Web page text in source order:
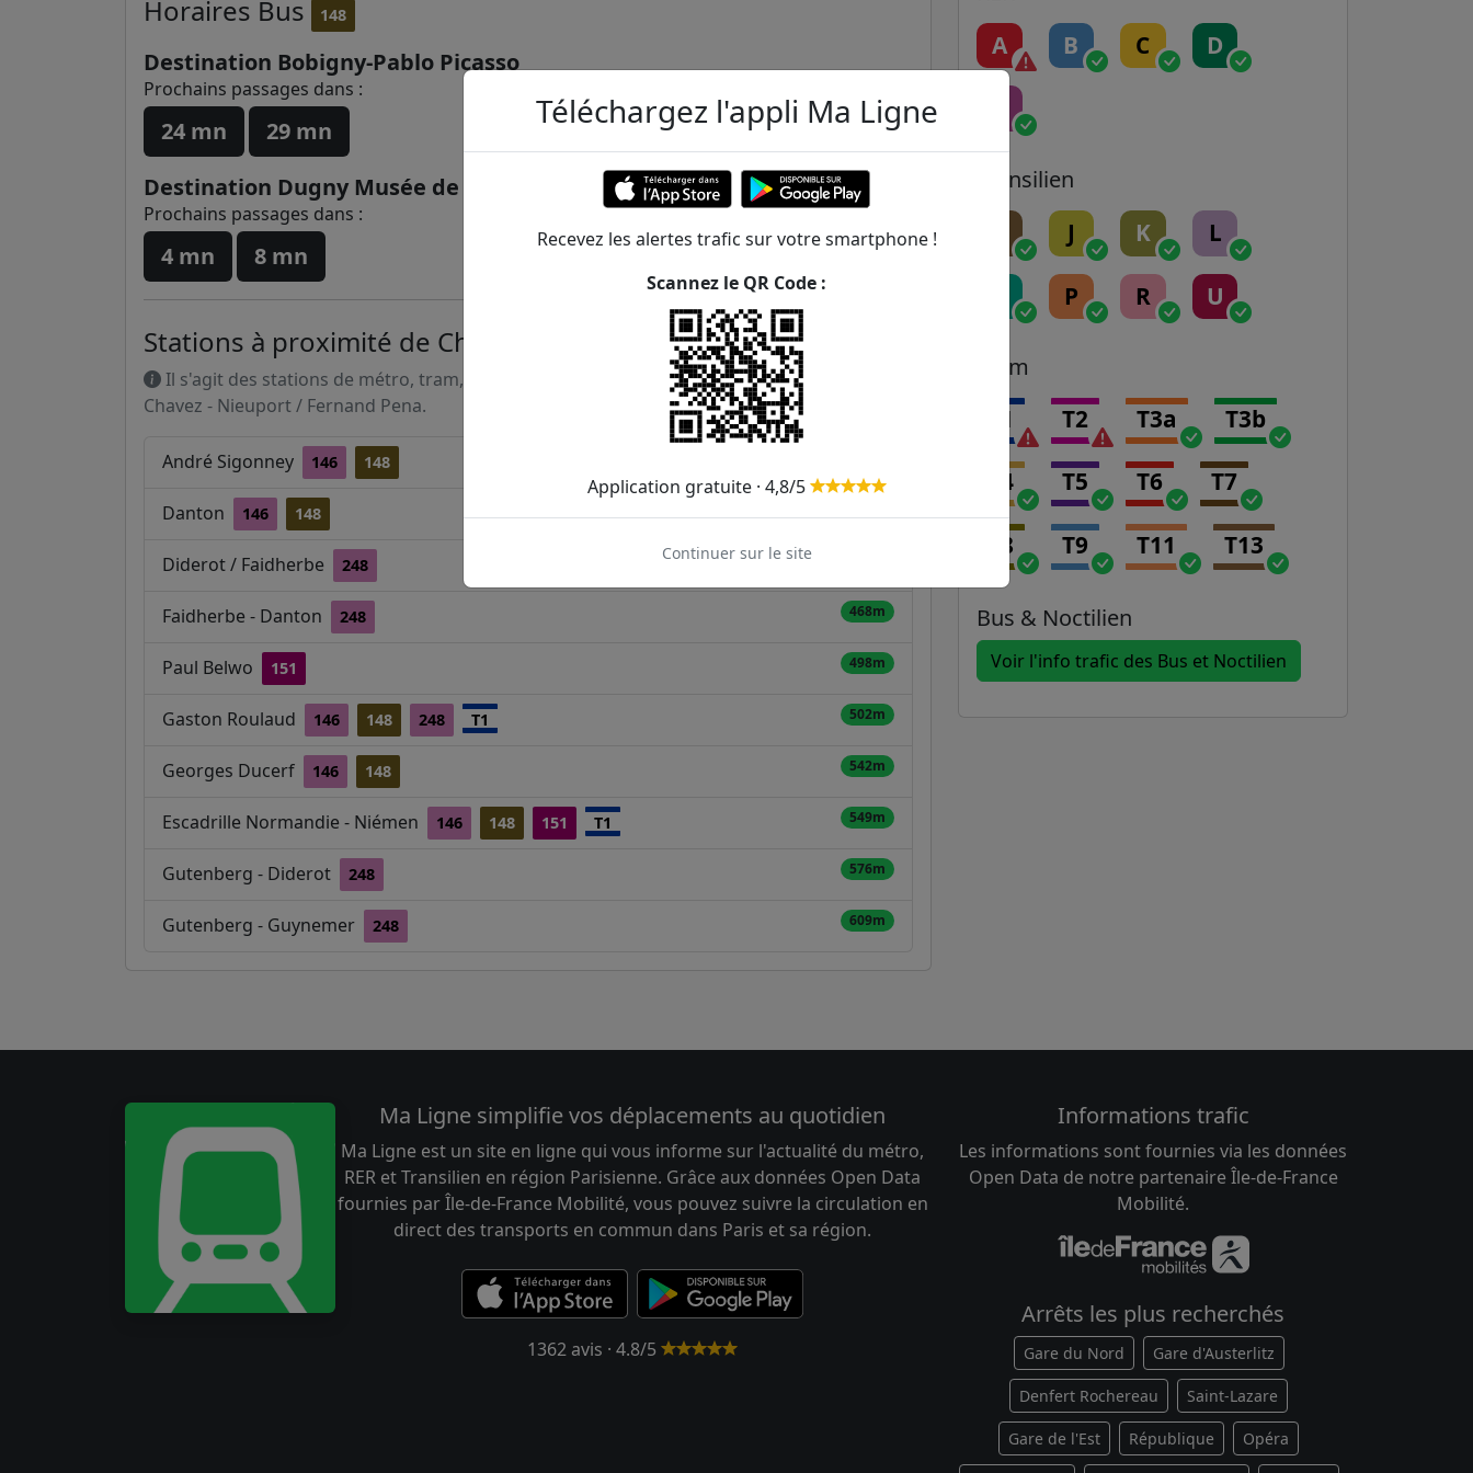
Horaires Bus 148
Destination Bobigny-Pablo Picasso
Prochains passages dans :
24 mn
29 mn
Destination Dugny Musée de l'Air et de l'Espace - Drancy - Lib
Prochains passages dans :
4 mn 8 mn
Stations à proximité de Chavez - Nieuport / Fernand Pena
Il s'agit des stations de métro, tram, RER et transilien situées à moins de 1km de la gare
Chavez - Nieuport / Fernand Pena.
André Sigonney 146 148
Danton 146 148
Diderot / Faidherbe 248
Faidherbe - Danton 248 468m
Paul Belwo 151 498m
Gaston Roulaud 146 148 248 T1 502m
Georges Ducerf 146 148 542m
Escadrille Normandie - Niémen 146 148 151 T1 549m
Gutenberg - Diderot 248 576m
Gutenberg - Guynemer 248 609m
A B C D
Transilien
J K L
P R U
Tram
T1 T2 T3a T3b
T4 T5 T6 T7
T8 T9 T11 T13
Bus & Noctilien
Voir l'info trafic des Bus et Noctilien
Ma Ligne simplifie vos déplacements au quotidien
Ma Ligne est un site en ligne qui vous informe sur l'actualité du métro,
RER et Transilien en région Parisienne. Grâce aux données Open Data
fournies par Île-de-France Mobilité, vous pouvez suivre la circulation en
direct des transports en commun dans Paris et sa région.
1362 avis · 4.8/5
Informations trafic
Les informations sont fournies via les données
Open Data de notre partenaire Île-de-France
Mobilité.
Arrêts les plus recherchés
Gare du Nord Gare d'Austerlitz
Denfert Rochereau Saint-Lazare
Gare de l'Est République Opéra
Téléchargez l'appli Ma Ligne
Recevez les alertes trafic sur votre smartphone !
Scannez le QR Code :
Application gratuite · 4,8/5
Continuer sur le site